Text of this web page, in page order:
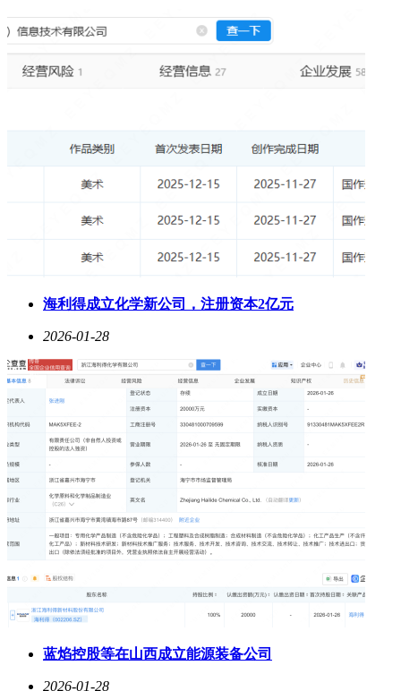
海利得成立化学新公司，注册资本2亿元
2026-01-28
蓝焰控股等在山西成立能源装备公司
2026-01-28